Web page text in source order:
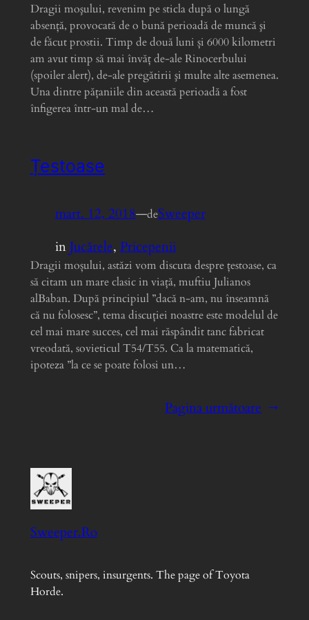
Dragii moşului, revenim pe sticla după o lungă
absenţă, provocată de o bună perioadă de muncă şi
de făcut prostii. Timp de două luni și 6000 kilometri
am avut timp să mai învăț de-ale Rinocerbului
(spoiler alert), de-ale pregătirii şi multe alte asemenea.
Una dintre pățaniile din această perioadă a fost
înfigerea într-un mal de…
Țestoase
mart. 12, 2018—deSweeper
inJucărele, Pricepenii
Dragii moșului, astăzi vom discuta despre țestoase, ca
să citam un mare clasic in viață, muftiu Julianos
alBaban. După principiul ”dacă n-am, nu înseamnă
că nu folosesc”, tema discuției noastre este modelul de
cel mai mare succes, cel mai răspândit tanc fabricat
vreodată, sovieticul T54/T55. Ca la matematică,
ipoteza ”la ce se poate folosi un…
Pagina următoare →
Sweeper.Ro
Scouts, snipers, insurgents. The page of Toyota
Horde.